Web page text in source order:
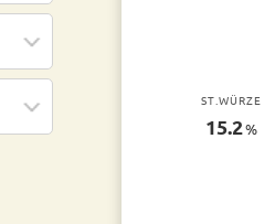
ST.WÜRZE
15.2%